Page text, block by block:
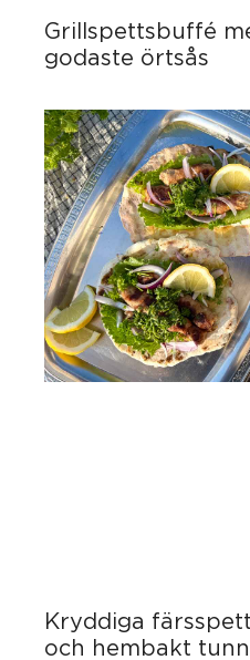
Grillspettsbuffé
godaste örtsås
Kryddiga
och hembakt